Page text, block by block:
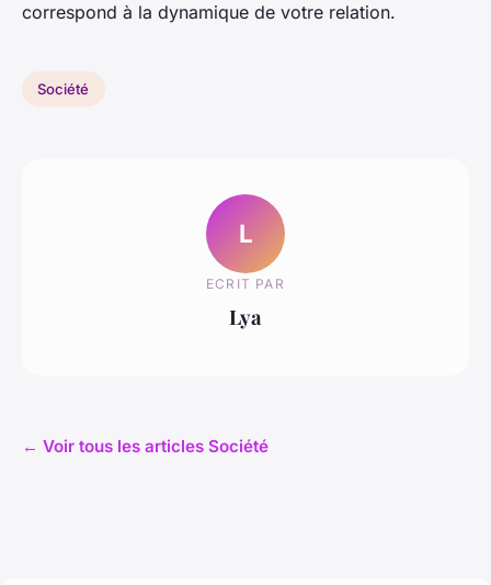
correspond à la dynamique de votre relation.
Société
L
ECRIT PAR
Lya
← Voir tous les articles Société